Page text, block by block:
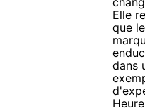
Elle
que
dans